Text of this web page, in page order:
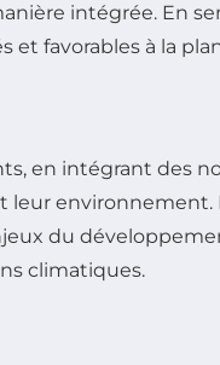
intégrée. En
et favorables à la
en intégrant des
environnement.
du
climatiques.